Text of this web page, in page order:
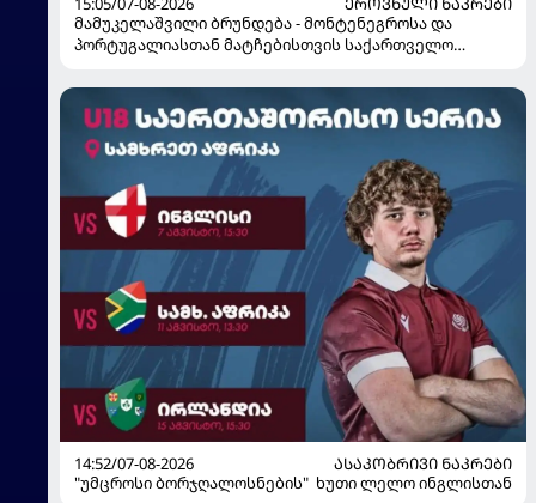
15:05/07-08-2026
ᲔᲠᲝᲕᲜᲣᲚᲘ ᲜᲐᲙᲠᲔᲑᲘ
მამუკელაშვილი ბრუნდება - მონტენეგროსა და
პორტუგალიასთან მატჩებისთვის საქართველო
მზადებას 15 კალათბურთელით იწყებს